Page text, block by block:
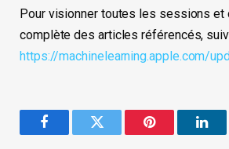
Pour visionner toutes les sessions et
complète des articles référencés,
https://machinelearning.apple.com/
FacebookTwitter Pinterest